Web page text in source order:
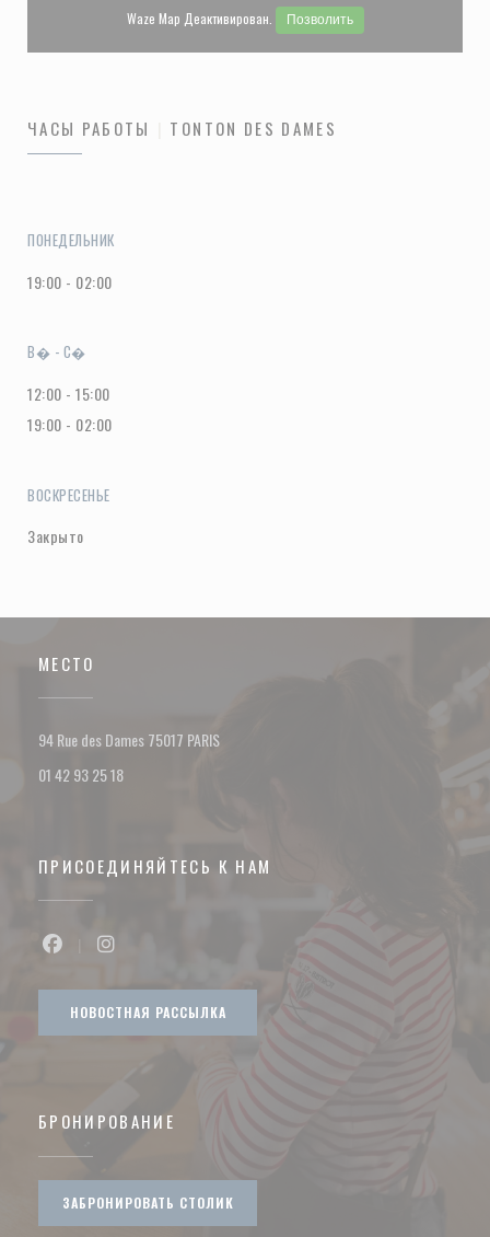
Waze Map Деактивирован. Позволить
ЧАСЫ РАБОТЫ TONTON DES DAMES
ПОНЕДЕЛЬНИК
19:00 - 02:00
В� - С�
12:00 - 15:00
19:00 - 02:00
ВОСКРЕСЕНЬЕ
Закрыто
МЕСТО
94 Rue des Dames 75017 PARIS((открывается в новом окне))
01 42 93 25 18
ПРИСОЕДИНЯЙТЕСЬ К НАМ
Facebook ((открывается в новом окне))
НОВОСТНАЯ РАССЫЛКА
БРОНИРОВАНИЕ
ЗАБРОНИРОВАТЬ СТОЛИК